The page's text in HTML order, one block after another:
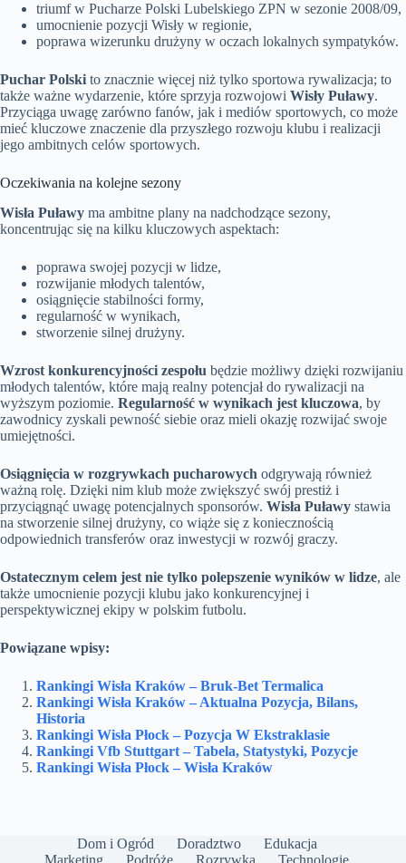
triumf w Pucharze Polski Lubelskiego ZPN w sezonie 2008/09,
umocnienie pozycji Wisły w regionie,
poprawa wizerunku drużyny w oczach lokalnych sympatyków.
Puchar Polski to znacznie więcej niż tylko sportowa rywalizacja; to
także ważne wydarzenie, które sprzyja rozwojowi Wisły Puławy.
Przyciąga uwagę zarówno fanów, jak i mediów sportowych, co może
mieć kluczowe znaczenie dla przyszłego rozwoju klubu i realizacji
jego ambitnych celów sportowych.
Oczekiwania na kolejne sezony
Wisła Puławy ma ambitne plany na nadchodzące sezony,
koncentrując się na kilku kluczowych aspektach:
poprawa swojej pozycji w lidze,
rozwijanie młodych talentów,
osiągnięcie stabilności formy,
regularność w wynikach,
stworzenie silnej drużyny.
Wzrost konkurencyjności zespołu będzie możliwy dzięki rozwijaniu
młodych talentów, które mają realny potencjał do rywalizacji na
wyższym poziomie. Regularność w wynikach jest kluczowa, by
zawodnicy zyskali pewność siebie oraz mieli okazję rozwijać swoje
umiejętności.
Osiągnięcia w rozgrywkach pucharowych odgrywają również
ważną rolę. Dzięki nim klub może zwiększyć swój prestiż i
przyciągnąć uwagę potencjalnych sponsorów. Wisła Puławy stawia
na stworzenie silnej drużyny, co wiąże się z koniecznością
odpowiednich transferów oraz inwestycji w rozwój graczy.
Ostatecznym celem jest nie tylko polepszenie wyników w lidze, ale
także umocnienie pozycji klubu jako konkurencyjnej i
perspektywicznej ekipy w polskim futbolu.
Powiązane wpisy:
Rankingi Wisła Kraków – Bruk-Bet Termalica
Rankingi Wisła Kraków – Aktualna Pozycja, Bilans,
Historia
Rankingi Wisła Płock – Pozycja W Ekstraklasie
Rankingi Vfb Stuttgart – Tabela, Statystyki, Pozycje
Rankingi Wisła Płock – Wisła Kraków
Dom i Ogród Doradztwo
Edukacja
Marketing
Podróże Rozrywka Technologie